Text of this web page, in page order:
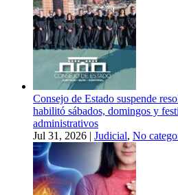
Consejo de Estado suspende
habilitó sábados, domingos y
administrativos
Jul 31, 2026 | Judicial, No